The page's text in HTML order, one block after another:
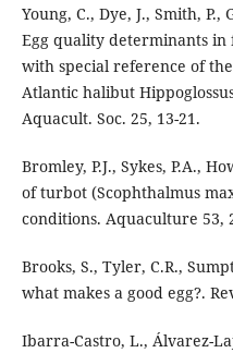
Young, C., Dye, J., Smith, P.,
Egg quality determinants
with special reference of
Atlantic halibut
Aquacult. Soc. 25, 13-21.
Bromley, P.J., Sykes, P.A.,
of turbot (Scophthalmus
conditions. Aquaculture 53,
Brooks, S., Tyler, C.R.,
what makes a good egg?.
Ibarra-Castro, L., Álvarez-